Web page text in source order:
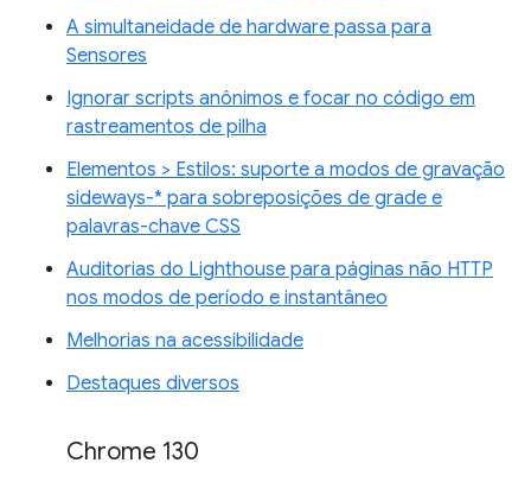
A simultaneidade de hardware passa para
Sensores
Ignorar scripts anônimos e focar no código em
rastreamentos de pilha
Elementos > Estilos: suporte a modos de gravação
sideways-* para sobreposições de grade e
palavras-chave CSS
Auditorias do Lighthouse para páginas não HTTP
nos modos de período e instantâneo
Melhorias na acessibilidade
Destaques diversos
Chrome 130